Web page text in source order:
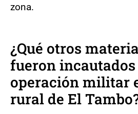
zona.
¿Qué otros
fueron
operación militar
rural de El